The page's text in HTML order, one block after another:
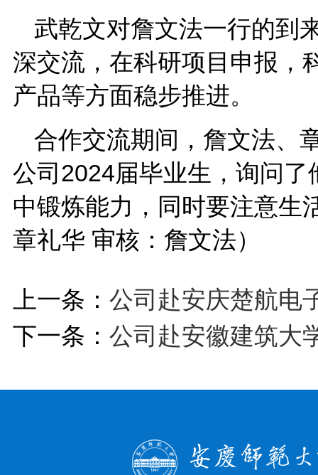
武乾文对詹文法一行的到
深交流，在科研项目申报，
产品等方面稳步推进。
合作交流期间，詹文法、
公司2024届毕业生，询问
中锻炼能力，同时要注意生
章礼华 审核：詹文法）
上一条： 公司赴安庆楚航电
下一条： 公司赴安徽建筑大